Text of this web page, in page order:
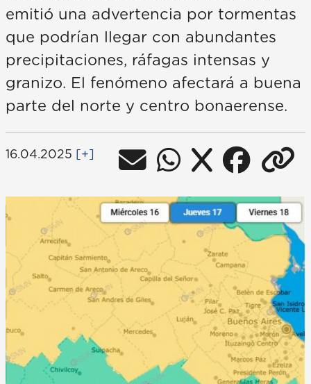
emitió una advertencia por tormentas
que podrían llegar con abundantes
precipitaciones, ráfagas intensas y
granizo. El fenómeno afectará a buena
parte del norte y centro bonaerense.
16.04.2025 [+]